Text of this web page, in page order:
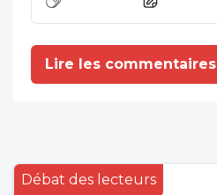
Lire les commentaires
Débat des lecteurs